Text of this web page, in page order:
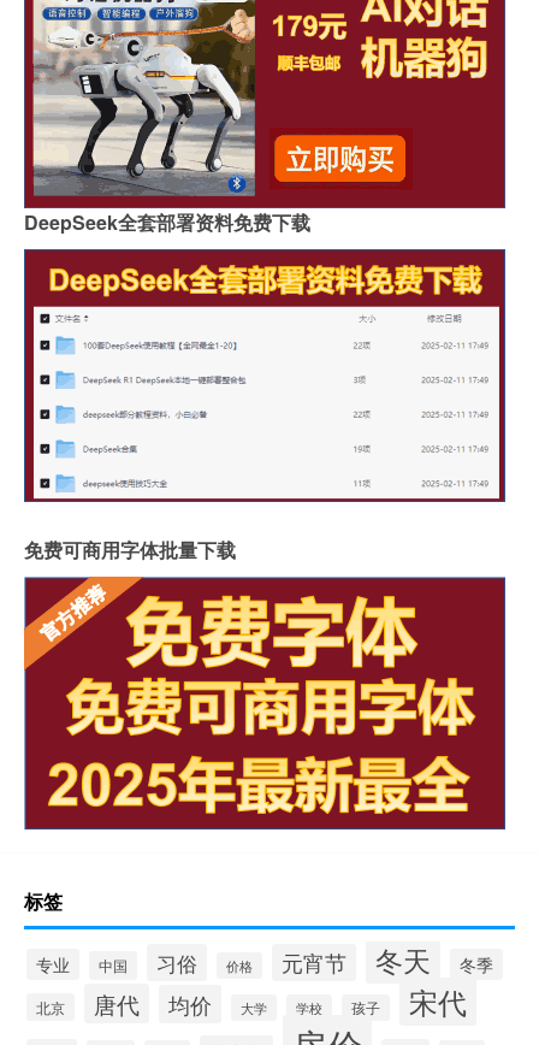
DeepSeek全套部署资料免费下载
免费可商用字体批量下载
标签
专业 中国 习俗 价格 元宵节 冬天 冬季
北京 唐代 均价 大学 学校 孩子 宋代